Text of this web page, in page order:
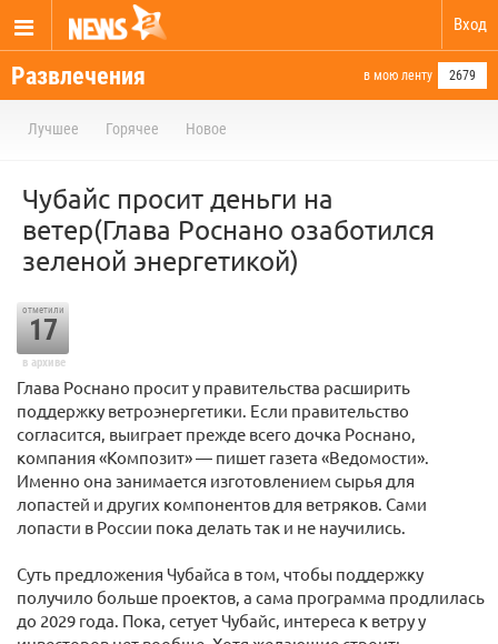
Вход
Развлечения в мою ленту 2679
Лучшее Горячее Новое
Чубайс просит деньги на
ветер(Глава Роснано озаботился
зеленой энергетикой)
отметили
17
в архиве
Глава Роснано просит у правительства расширить
поддержку ветроэнергетики. Если правительство
согласится, выиграет прежде всего дочка Роснано,
компания «Композит» — пишет газета «Ведомости».
Именно она занимается изготовлением сырья для
лопастей и других компонентов для ветряков. Сами
лопасти в России пока делать так и не научились.
Суть предложения Чубайса в том, чтобы поддержку
получило больше проектов, а сама программа продлилась
до 2029 года. Пока, сетует Чубайс, интереса к ветру у